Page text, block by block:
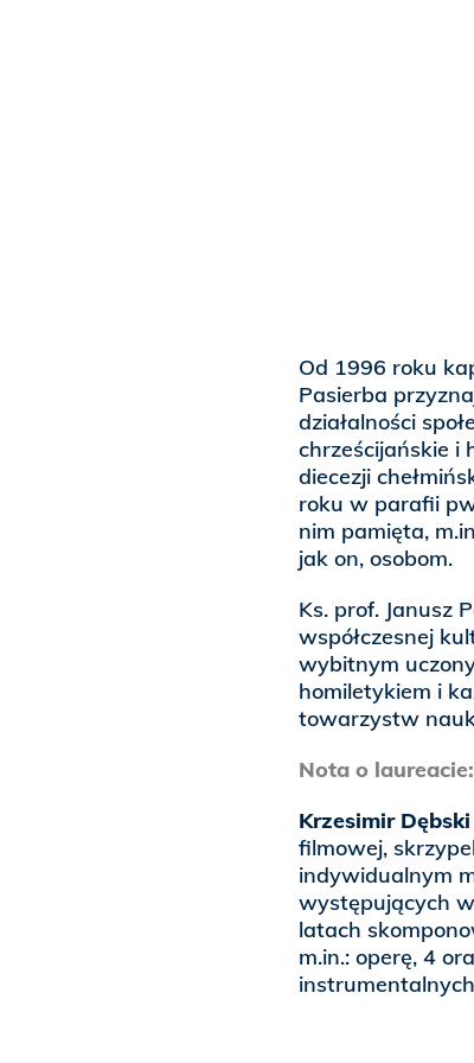
Od 1996 roku
Pasierba
działalności
chrześcijańskie i
diecezji
roku w parafii
nim pamięta,
jak on, osobom.
Ks. prof. Janusz
współczesnej
wybitnym
homiletykiem i
towarzystw
Nota o laureacie:
Krzesimir Dębski
filmowej,
indywidualnym
występujących
latach
m.in.: operę, 4